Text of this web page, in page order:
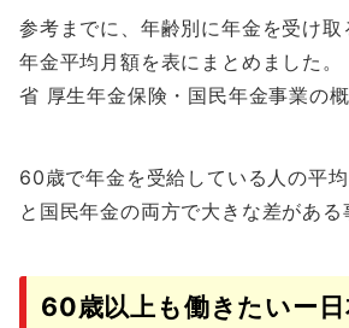
参考までに、年齢別に年金を受け
年金平均月額を表にまとめました。
省 厚生年金保険・国民年金事業の概
60歳で年金を受給している人の平
と国民年金の両方で大きな差がある
60歳以上も働きたいー日